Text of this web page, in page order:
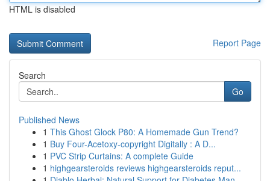
HTML is disabled
Report Page
Search
Go
Published News
1 This Ghost Glock P80: A Homemade Gun Trend?
1 Buy Four-Acetoxy-copyright Digitally : A D...
1 PVC Strip Curtains: A complete Guide
1 highgearsteroids reviews highgearsteroids reput...